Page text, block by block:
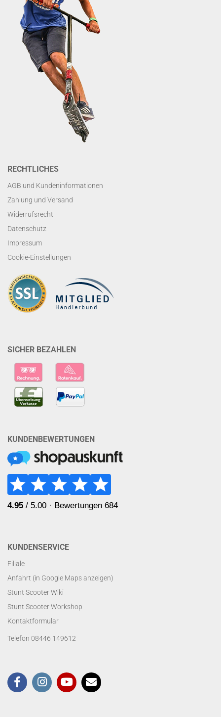
RECHTLICHES
AGB und Kundeninformationen
Zahlung und Versand
Widerrufsrecht
Datenschutz
Impressum
Cookie-Einstellungen
SICHER BEZAHLEN
KUNDENBEWERTUNGEN
KUNDENSERVICE
Filiale
Anfahrt (in Google Maps anzeigen)
Stunt Scooter Wiki
Stunt Scooter Workshop
Kontaktformular
Telefon 08446 149612